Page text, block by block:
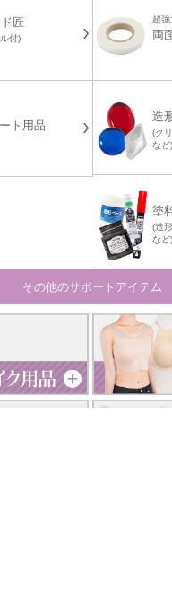
匠
付)
超
両
ト用品
造
(ク
など)
塗
(造
など)
その他のサポートアイテム